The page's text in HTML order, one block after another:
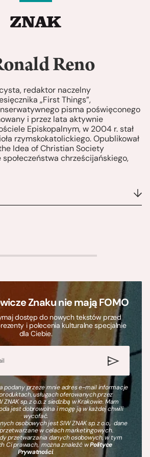
Reno
redaktor naczelny
„First Things”,
pisma poświęconego
i przez lata aktywnie
Episkopalnym, w 2004 r. stał
rzymskokatolickiego. Opublikował
Idea of Christian Society
chrześcijańskiego,
Znaku nie mają FOMO
dostęp do nowych tekstów przed
i polecenia kulturalne specjalnie
dla Ciebie.
podany przeze mnie adres e-mail informacje
usługach oferowanych przez
sp. z o.o. z siedzibą w Krakowie. Mam
jest dobrowolna i mogę ją w każdej chwili
wycofać.
osobowych jest SIW ZNAK sp. z o.o., dane
w celach marketingowych.
przetwarzania danych osobowych, w tym
Ci prawach, można znaleźć wPolityce
Prywatności.